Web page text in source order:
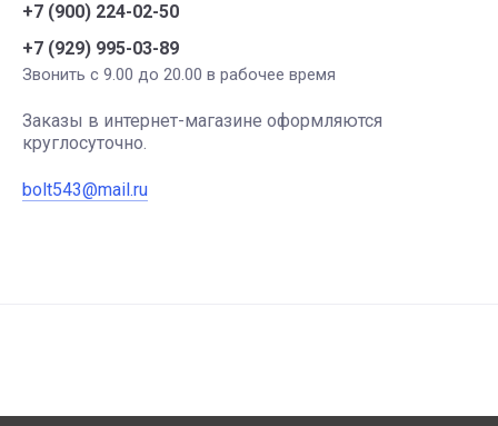
+7 (900) 224-02-50
+7 (929) 995-03-89
Звонить с 9.00 до 20.00 в рабочее время
Заказы в интернет-магазине оформляются
круглосуточно.
bolt543@mail.ru